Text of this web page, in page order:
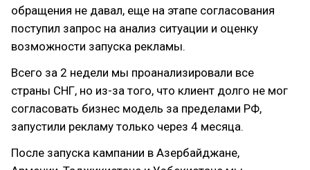
обращения не давал, еще на этапе согласования
поступил запрос на анализ ситуации и оценку
возможности запуска рекламы.
Всего за 2 недели мы проанализировали все
страны СНГ, но из-за того, что клиент долго не мог
согласовать бизнес модель за пределами РФ,
запустили рекламу только через 4 месяца.
После запуска кампании в Азербайджане,